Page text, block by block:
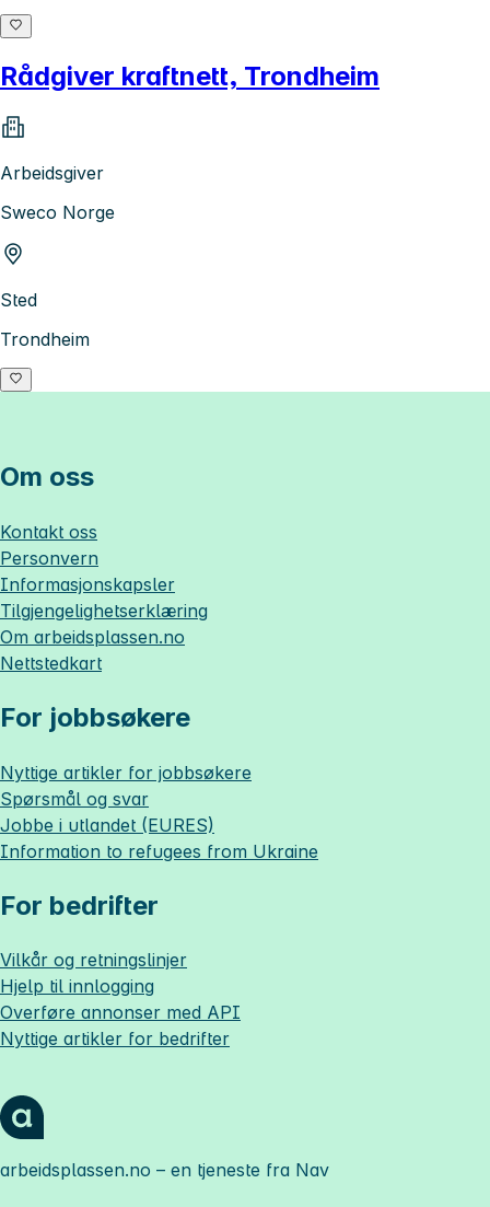
Rådgiver kraftnett, Trondheim
Arbeidsgiver
Sweco Norge
Sted
Trondheim
Om oss
Kontakt oss
Personvern
Informasjonskapsler
Tilgjengelighetserklæring
Om arbeidsplassen.no
Nettstedkart
For jobbsøkere
Nyttige artikler for jobbsøkere
Spørsmål og svar
Jobbe i utlandet (EURES)
Information to refugees from Ukraine
For bedrifter
Vilkår og retningslinjer
Hjelp til innlogging
Overføre annonser med API
Nyttige artikler for bedrifter
arbeidsplassen.no – en tjeneste fra Nav